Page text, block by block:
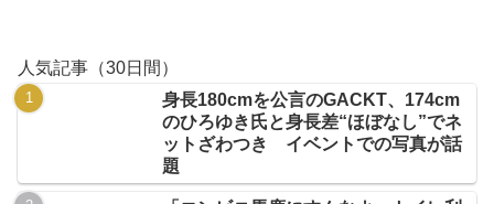
人気記事（30日間）
身長180cmを公言のGACKT、174cm
のひろゆき氏と身長差“ほぼなし”でネ
ットざわつき イベントでの写真が話
題